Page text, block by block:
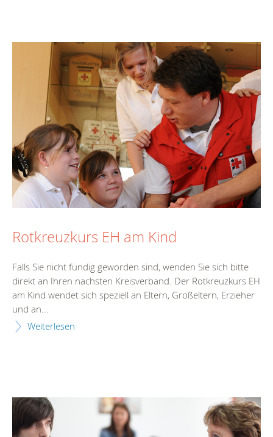
Rotkreuzkurs EH am Kind
Falls Sie nicht fündig geworden sind, wenden Sie sich bitte
direkt an Ihren nächsten Kreisverband. Der Rotkreuzkurs EH
am Kind wendet sich speziell an Eltern, Großeltern, Erzieher
und an...
Weiterlesen